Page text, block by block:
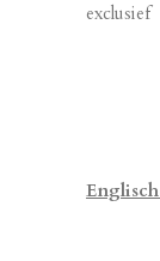
exclusief
Englisch